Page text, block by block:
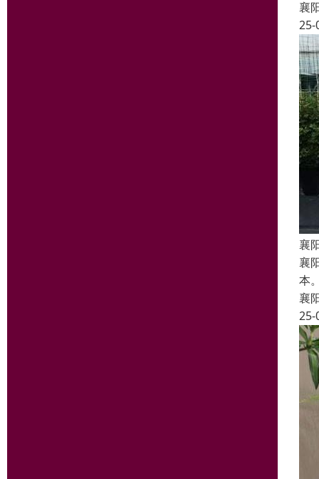
襄
25-
襄
襄
本
襄
25-